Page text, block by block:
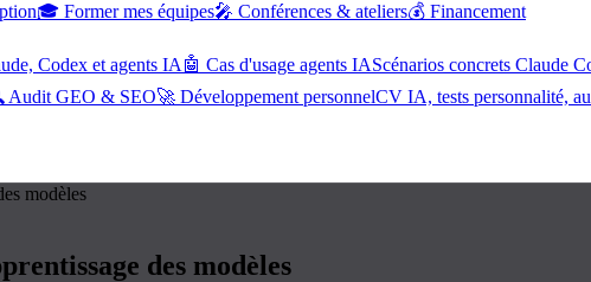
🎓 Former mes équipes🎤 Conférences & ateliers💰 Financement
Codex et agents IA 🤖 Cas d'usage agents IAScénarios concrets Claude
Audit GEO & SEO🚀 Développement personnelCV IA, tests personnalité,
modèles
des modèles